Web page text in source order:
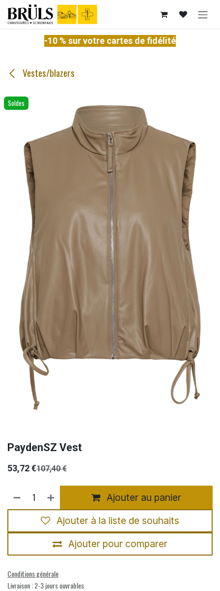
Se rendre au contenu
-10 % sur votre cartes de fidélité
Vestes/blazers
Soldes
PaydenSZ Vest
53,72€107,40€
Ajouter au panier
Ajouter pour comparer
Ajouter à la liste de souhaits
Conditions générale
Livraison : 2-3 jours ouvrables